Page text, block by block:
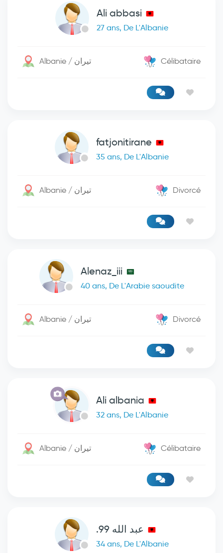
Ali abbasi
27 ans, De L'Albanie
Albanie / تيران Célibataire
fatjonitirane
35 ans, De L'Albanie
Albanie / تيران Divorcé
Alenaz_iii
40 ans, De L'Arabie saoudite
Albanie / تيران Divorcé
Ali albania
32 ans, De L'Albanie
Albanie / تيران Célibataire
عبد الله 99.
34 ans, De L'Albanie